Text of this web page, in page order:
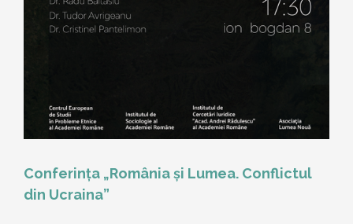
Conferința „România și Lumea. Conflictul
din Ucraina”